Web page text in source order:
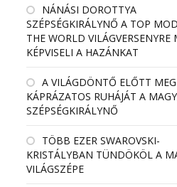
NÁNÁSI DOROTTYA
SZÉPSÉGKIRÁLYNŐ A TOP
THE WORLD VILÁGVERSENYRE
KÉPVISELI A HAZÁNKAT
A VILÁGDÖNTŐ ELŐTT
KÁPRÁZATOS RUHÁJÁT A
SZÉPSÉGKIRÁLYNŐ
TÖBB EZER SWAROVSKI-
KRISTÁLYBAN TÜNDÖKÖL A
VILÁGSZÉPE